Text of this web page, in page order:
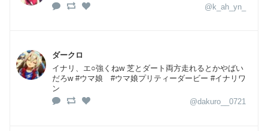
@k_ah_yn_
ダークロ
イナリ、エ○強くねw 芝とダート両方走れるとかやばい
だろw #ウマ娘 #ウマ娘プリティーダービー #イナリワ
ン
@dakuro__0721